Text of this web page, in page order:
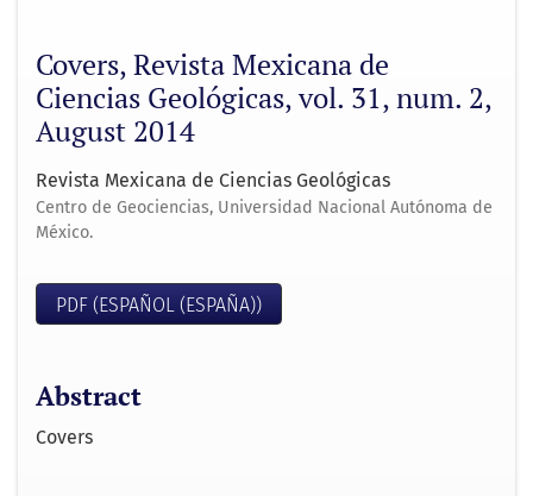
Covers, Revista Mexicana de
Ciencias Geológicas, vol. 31, num. 2,
August 2014
Revista Mexicana de Ciencias Geológicas
Centro de Geociencias, Universidad Nacional Autónoma de
México.
PDF (ESPAÑOL (ESPAÑA))
Abstract
Covers